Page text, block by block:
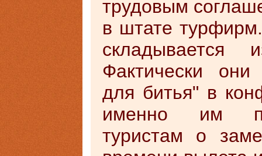
трудовым
в штате
складывается
Фактически
для битья" в
именно им
туристам о